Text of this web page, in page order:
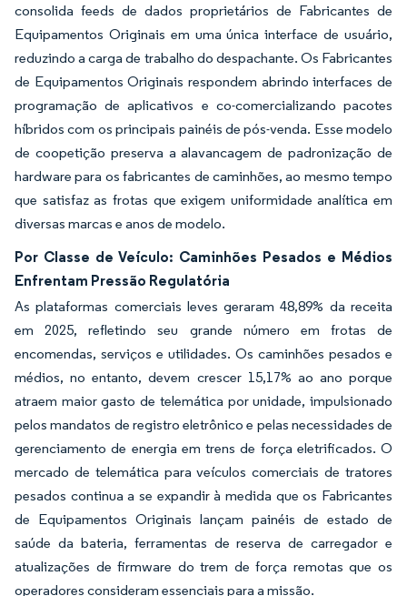
consolida feeds de dados proprietários de Fabricantes de
Equipamentos Originais em uma única interface de usuário,
reduzindo a carga de trabalho do despachante. Os Fabricantes
de Equipamentos Originais respondem abrindo interfaces de
programação de aplicativos e co-comercializando pacotes
híbridos com os principais painéis de pós-venda. Esse modelo
de coopetição preserva a alavancagem de padronização de
hardware para os fabricantes de caminhões, ao mesmo tempo
que satisfaz as frotas que exigem uniformidade analítica em
diversas marcas e anos de modelo.
Por Classe de Veículo: Caminhões Pesados e Médios
Enfrentam Pressão Regulatória
As plataformas comerciais leves geraram 48,89% da receita
em 2025, refletindo seu grande número em frotas de
encomendas, serviços e utilidades. Os caminhões pesados e
médios, no entanto, devem crescer 15,17% ao ano porque
atraem maior gasto de telemática por unidade, impulsionado
pelos mandatos de registro eletrônico e pelas necessidades de
gerenciamento de energia em trens de força eletrificados. O
mercado de telemática para veículos comerciais de tratores
pesados continua a se expandir à medida que os Fabricantes
de Equipamentos Originais lançam painéis de estado de
saúde da bateria, ferramentas de reserva de carregador e
atualizações de firmware do trem de força remotas que os
operadores consideram essenciais para a missão.